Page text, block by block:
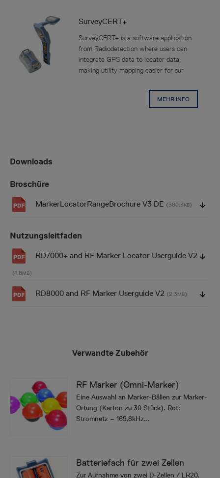
SurveyCERT+
SurveyCERT+ is a software application
from Radiodetection where users can
integrate GPS data to locator data,
making utility mapping easier for sur
MEHR INFO
Downloads
Broschüre
MarkerLocatorRangeBrochure V3 DE (380.3KB)
Nutzungsleitfaden
RD7000+ and RF Marker Locator Userguide V2
(1.8MB)
RD8000 and RF Marker Userguide V2 (2.3MB)
Verwandte Zubehör
RF Marker (Omni-Marker)
Eine Auswahl an Marker-Bällen zur Marker-
Ortung (Karton zu 30 Stück). Rot:
Stromnetz – 169,8kHz...
Batteriefach für zwei Zellen
Zur Aufnahme von zwei D-Zellen / LR20.